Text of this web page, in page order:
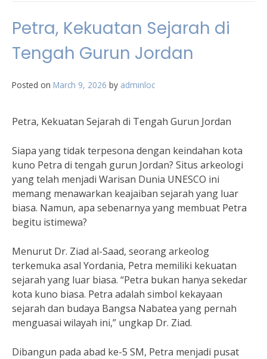
Petra, Kekuatan Sejarah di
Tengah Gurun Jordan
Posted on March 9, 2026 by adminloc
Petra, Kekuatan Sejarah di Tengah Gurun Jordan
Siapa yang tidak terpesona dengan keindahan kota
kuno Petra di tengah gurun Jordan? Situs arkeologi
yang telah menjadi Warisan Dunia UNESCO ini
memang menawarkan keajaiban sejarah yang luar
biasa. Namun, apa sebenarnya yang membuat Petra
begitu istimewa?
Menurut Dr. Ziad al-Saad, seorang arkeolog
terkemuka asal Yordania, Petra memiliki kekuatan
sejarah yang luar biasa. “Petra bukan hanya sekedar
kota kuno biasa. Petra adalah simbol kekayaan
sejarah dan budaya Bangsa Nabatea yang pernah
menguasai wilayah ini,” ungkap Dr. Ziad.
Dibangun pada abad ke-5 SM, Petra menjadi pusat